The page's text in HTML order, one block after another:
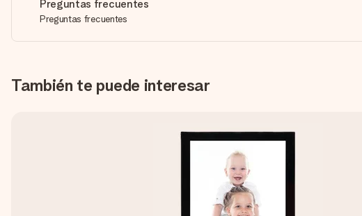
Preguntas frecuentes
Preguntas frecuentes
También te puede interesar